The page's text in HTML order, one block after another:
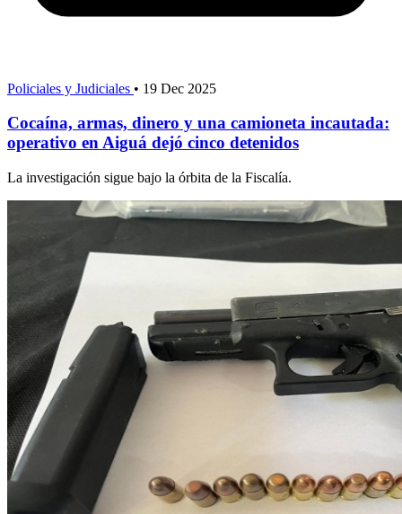
Policiales y Judiciales • 19 Dec 2025
Cocaína, armas, dinero y una camioneta incautada:
operativo en Aiguá dejó cinco detenidos
La investigación sigue bajo la órbita de la Fiscalía.